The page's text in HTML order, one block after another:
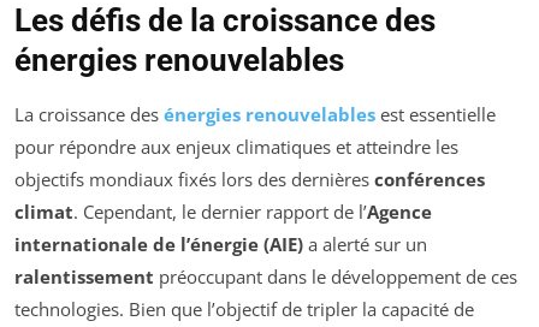
Les défis de la croissance des
énergies renouvelables
La croissance des énergies renouvelables est essentielle
pour répondre aux enjeux climatiques et atteindre les
objectifs mondiaux fixés lors des dernières conférences
climat. Cependant, le dernier rapport de l’Agence
internationale de l’énergie (AIE) a alerté sur un
ralentissement préoccupant dans le développement de ces
technologies. Bien que l’objectif de tripler la capacité de